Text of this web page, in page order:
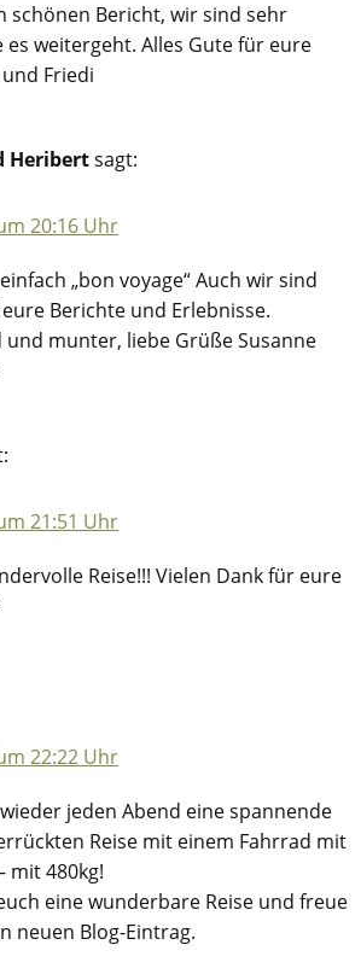
schönen Bericht, wir sind sehr
es weitergeht. Alles Gute für eure
Friedi
Heribertsagt:
20:16 Uhr
„bon voyage“ Auch wir sind
Berichte und Erlebnisse.
und munter, liebe Grüße Susanne
21:51 Uhr
Reise!!! Vielen Dank für eure
22:22 Uhr
jeden Abend eine spannende
Reise mit einem Fahrrad mit
mit 480kg!
eine wunderbare Reise und freue
neuen Blog-Eintrag.